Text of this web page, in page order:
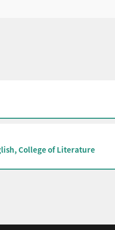
College of Literature